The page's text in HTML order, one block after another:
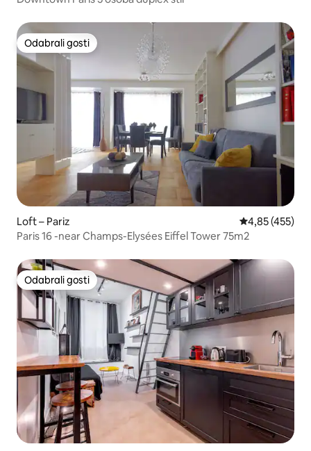
Odabrali gosti
Odabrali gosti
Loft – Pariz Prosječna
4,85 (455)
Paris 16 -near Champs-Elysées Eiffel Tower 75m2
Odabrali gosti
Odabrali gosti